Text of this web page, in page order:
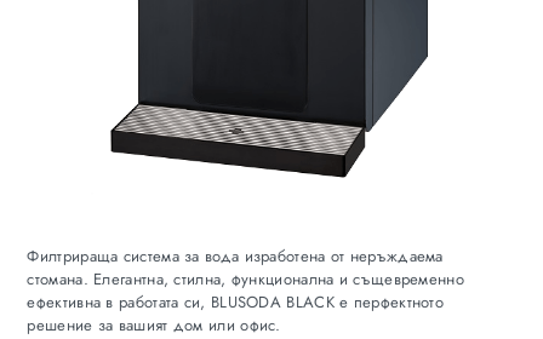
Филтрираща система за вода изработена от неръждаема
стомана. Елегантна, стилна, функционална и същевременно
ефективна в работата си, BLUSODA BLACK е перфектното
решение за вашият дом или офис.